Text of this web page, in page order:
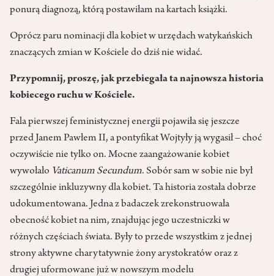
ponurą diagnozą, którą postawiłam na kartach książki.
Oprócz paru nominacji dla kobiet w urzędach watykańskich
znaczących zmian w Kościele do dziś nie widać.
Przypomnij, proszę, jak przebiegała ta najnowsza historia
kobiecego ruchu w Kościele.
Fala pierwszej feministycznej energii pojawiła się jeszcze
przed Janem Pawłem II, a pontyfikat Wojtyły ją wygasił – choć
oczywiście nie tylko on. Mocne zaangażowanie kobiet
wywołało Vaticanum Secundum. Sobór sam w sobie nie był
szczególnie inkluzywny dla kobiet. Ta historia została dobrze
udokumentowana. Jedna z badaczek zrekonstruowała
obecność kobiet na nim, znajdując jego uczestniczki w
różnych częściach świata. Były to przede wszystkim z jednej
strony aktywne charytatywnie żony arystokratów oraz z
drugiej uformowane już w nowszym modelu